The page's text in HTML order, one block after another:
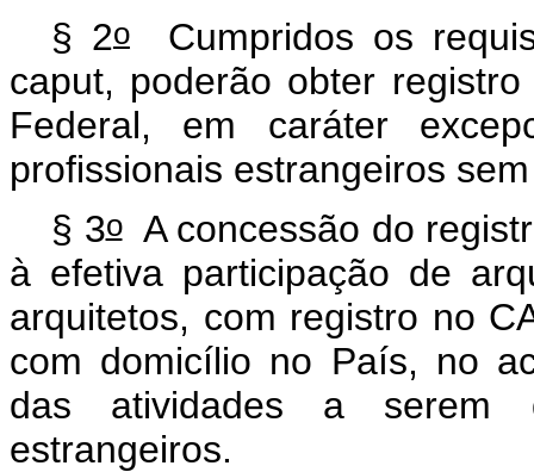
§ 2oCumpridos os
caput, poderão obter
Federal, em caráter
profissionais estrangeiros
§ 3oA concessão do
à efetiva participação de
arquitetos, com registro no
com domicílio no País, no
das atividades a serem
estrangeiros.